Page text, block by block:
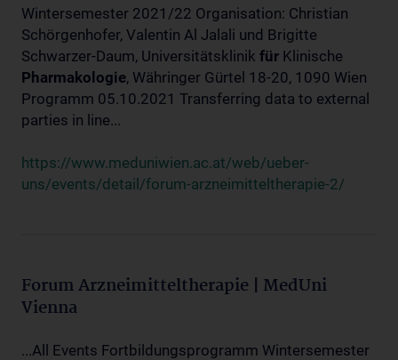
Wintersemester 2021/22 Organisation: Christian
Schörgenhofer, Valentin Al Jalali und Brigitte
Schwarzer-Daum, Universitätsklinik für Klinische
Pharmakologie, Währinger Gürtel 18-20, 1090 Wien
Programm 05.10.2021 Transferring data to external
parties in line...
https://www.meduniwien.ac.at/web/ueber-
uns/events/detail/forum-arzneimitteltherapie-2/
Forum Arzneimitteltherapie | MedUni
Vienna
...All Events Fortbildungsprogramm Wintersemester